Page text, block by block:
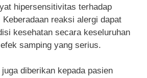
hipersensitivitas terhadap
reaksi alergi dapat
kesehatan secara keseluruhan
samping yang serius.
diberikan kepada pasien